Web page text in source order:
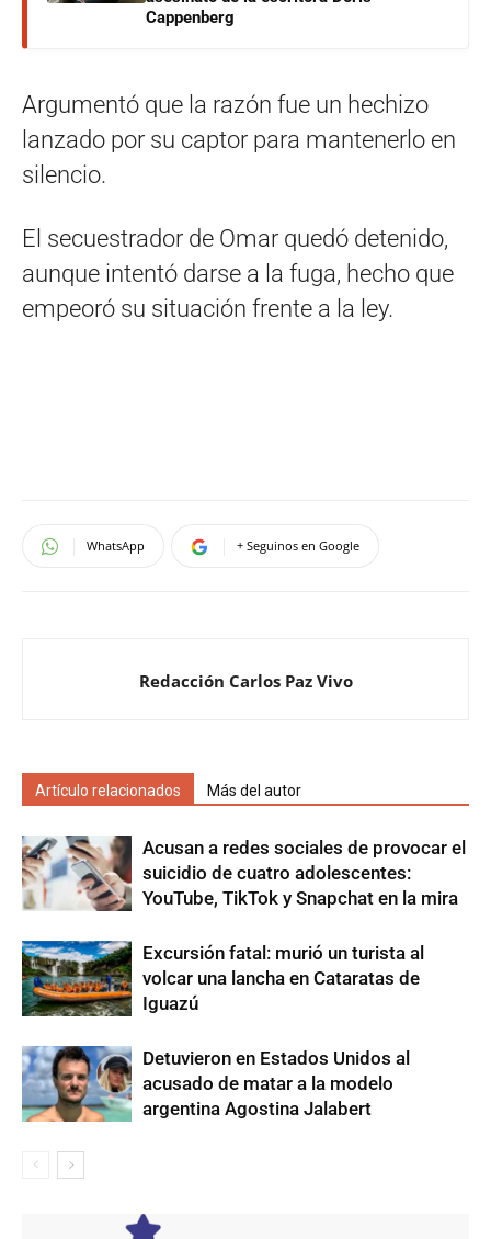
Cappenberg
Argumentó que la razón fue un hechizo
lanzado por su captor para mantenerlo en
silencio.
El secuestrador de Omar quedó detenido,
aunque intentó darse a la fuga, hecho que
empeoró su situación frente a la ley.
WhatsApp + Seguinos en Google
Redacción Carlos Paz Vivo
Artículo relacionados Más del autor
Acusan a redes sociales de provocar el
suicidio de cuatro adolescentes:
YouTube, TikTok y Snapchat en la mira
Excursión fatal: murió un turista al
volcar una lancha en Cataratas de
Iguazú
Detuvieron en Estados Unidos al
acusado de matar a la modelo
argentina Agostina Jalabert